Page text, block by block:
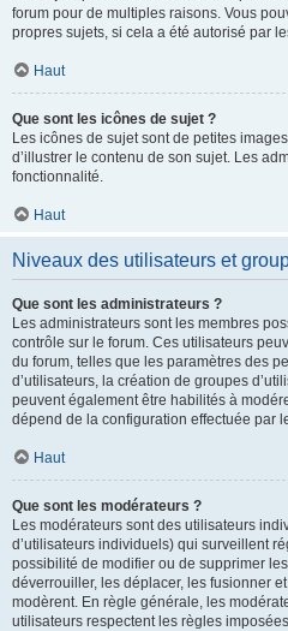
forum pour de multiples raisons. Vous
propres sujets, si cela a été autorisé par
Haut
Que sont les icônes de sujet ?
Les icônes de sujet sont de petites
d’illustrer le contenu de son sujet. Les
fonctionnalité.
Haut
Niveaux des utilisateurs et
Que sont les administrateurs ?
Les administrateurs sont les membres
contrôle sur le forum. Ces utilisateurs
du forum, telles que les paramètres des
d’utilisateurs, la création de groupes
peuvent également être habilités à
dépend de la configuration effectuée par
Haut
Que sont les modérateurs ?
Les modérateurs sont des utilisateurs
d’utilisateurs individuels) qui surveillent
possibilité de modifier ou de supprimer
déverrouiller, les déplacer, les fusionner
modèrent. En règle générale, les
utilisateurs respectent les règles